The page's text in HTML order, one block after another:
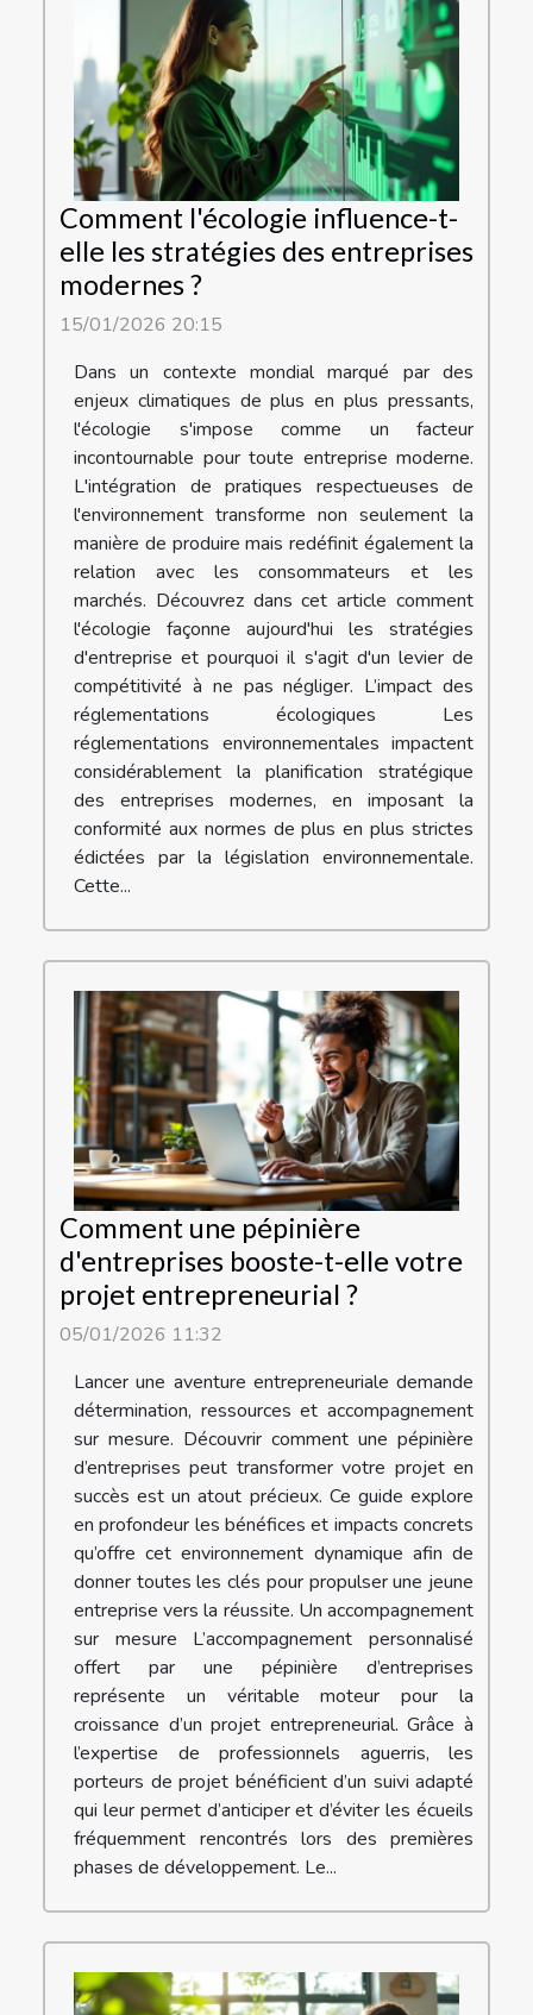
Comment l'écologie influence-t-
elle les stratégies des entreprises
modernes ?
15/01/2026 20:15
Dans un contexte mondial marqué par des
enjeux climatiques de plus en plus pressants,
l'écologie s'impose comme un facteur
incontournable pour toute entreprise moderne.
L'intégration de pratiques respectueuses de
l'environnement transforme non seulement la
manière de produire mais redéfinit également la
relation avec les consommateurs et les
marchés. Découvrez dans cet article comment
l'écologie façonne aujourd'hui les stratégies
d'entreprise et pourquoi il s'agit d'un levier de
compétitivité à ne pas négliger. L’impact des
réglementations écologiques Les
réglementations environnementales impactent
considérablement la planification stratégique
des entreprises modernes, en imposant la
conformité aux normes de plus en plus strictes
édictées par la législation environnementale.
Cette...
Comment une pépinière
d'entreprises booste-t-elle votre
projet entrepreneurial ?
05/01/2026 11:32
Lancer une aventure entrepreneuriale demande
détermination, ressources et accompagnement
sur mesure. Découvrir comment une pépinière
d’entreprises peut transformer votre projet en
succès est un atout précieux. Ce guide explore
en profondeur les bénéfices et impacts concrets
qu’offre cet environnement dynamique afin de
donner toutes les clés pour propulser une jeune
entreprise vers la réussite. Un accompagnement
sur mesure L’accompagnement personnalisé
offert par une pépinière d’entreprises
représente un véritable moteur pour la
croissance d’un projet entrepreneurial. Grâce à
l’expertise de professionnels aguerris, les
porteurs de projet bénéficient d’un suivi adapté
qui leur permet d’anticiper et d’éviter les écueils
fréquemment rencontrés lors des premières
phases de développement. Le...